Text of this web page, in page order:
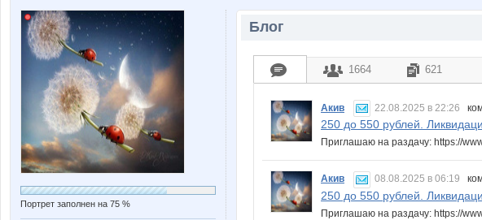
Портрет заполнен на 75 %
Блог
1664 621
Акив 22.08.2025 в 22:26
250 до 550 рублей.
Приглашаю на раздачу: https://
Акив 08.08.2025 в 06:19
250 до 550 рублей.
Приглашаю на раздачу: https://